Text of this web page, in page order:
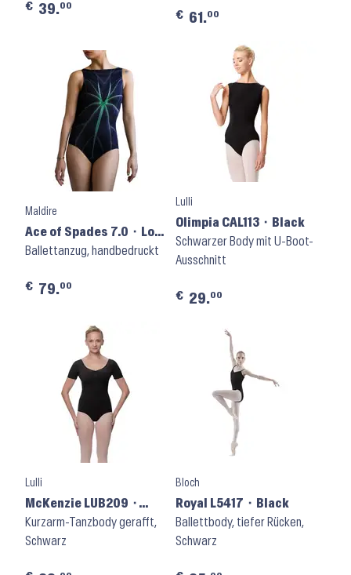
€ 39.00
€ 61.00
Maldire
Ace of Spades 7.0 ⬝ Low
Back
Ballettanzug, handbedruckt
€ 79.00
Lulli
Olimpia CAL113 ⬝ Black
Schwarzer Body mit U-Boot-
Ausschnitt
€ 29.00
Lulli
McKenzie LUB209 ⬝
Black
Kurzarm-Tanzbody gerafft,
Schwarz
Bloch
Royal L5417 ⬝ Black
Ballettbody, tiefer Rücken,
Schwarz